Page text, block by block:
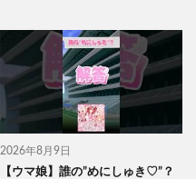
2026年8月9日
【ウマ娘】誰の”めにしゅき♡”？